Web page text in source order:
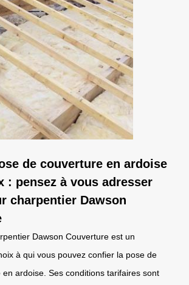
de couverture en ardoise
: pensez à vous adresser
charpentier Dawson
Dawson Couverture est un
à qui vous pouvez confier la pose de
ardoise. Ses conditions tarifaires sont